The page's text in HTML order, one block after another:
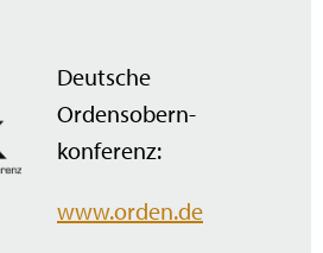
Deutsche
Ordensobern­
konferenz:
www.orden.de